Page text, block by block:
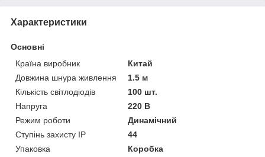
Характеристики
Основні
Країна виробник
Китай
Довжина шнура живлення
1.5 м
Кількість світлодіодів
100 шт.
Напруга
220 В
Режим роботи
Динамічний
Ступінь захисту IP
44
Упаковка
Коробка